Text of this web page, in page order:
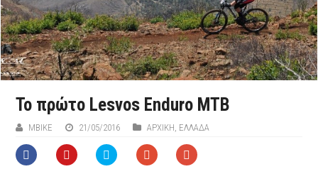
Το πρώτο Lesvos Enduro MTB
MBIKE 21/05/2016 ΑΡΧΙΚΉ, ΕΛΛΑΔΑ